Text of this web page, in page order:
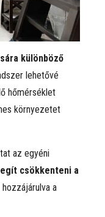
különböző
lehetővé
hőmérséklet
környezetet
az egyéni
csökkenteni a
a